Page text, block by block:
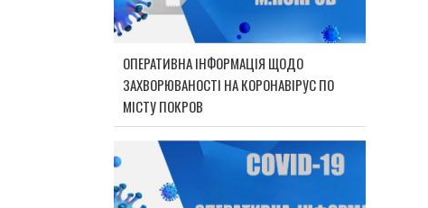
ОПЕРАТИВНА ІНФОРМАЦІЯ ЩОДО
ЗАХВОРЮВАНОСТІ НА КОРОНАВІРУС ПО
МІСТУ ПОКРОВ